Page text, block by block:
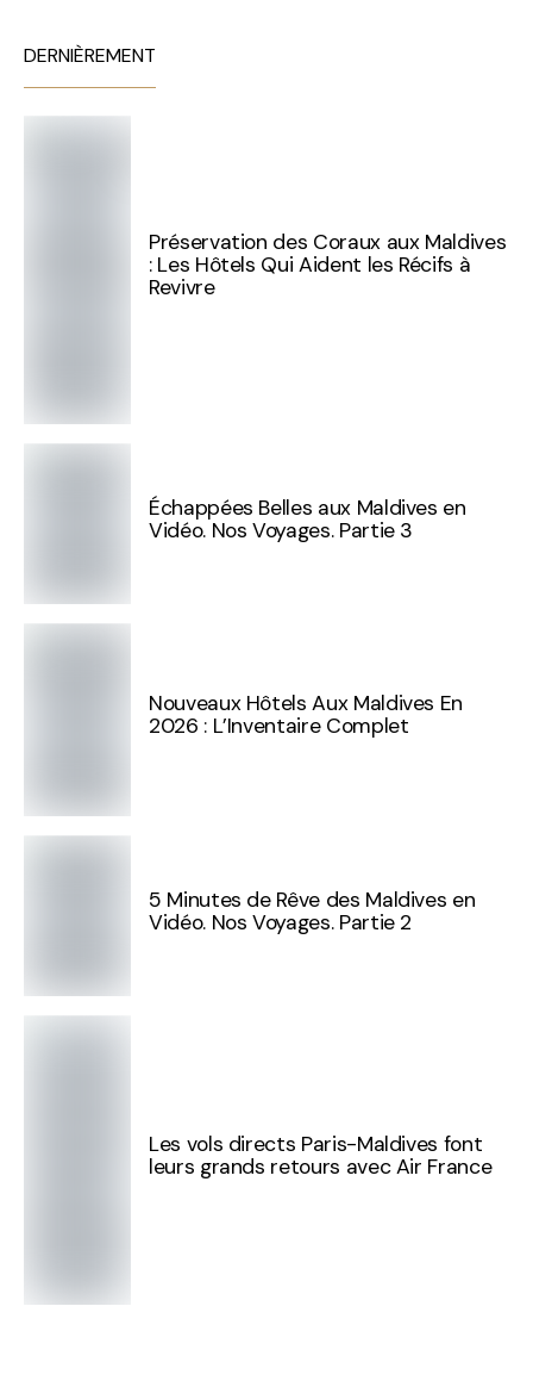
DERNIÈREMENT
Préservation des Coraux aux Maldives
: Les Hôtels Qui Aident les Récifs à
Revivre
Échappées Belles aux Maldives en
Vidéo. Nos Voyages. Partie 3
Nouveaux Hôtels Aux Maldives En
2026 : L’Inventaire Complet
5 Minutes de Rêve des Maldives en
Vidéo. Nos Voyages. Partie 2
Les vols directs Paris-Maldives font
leurs grands retours avec Air France